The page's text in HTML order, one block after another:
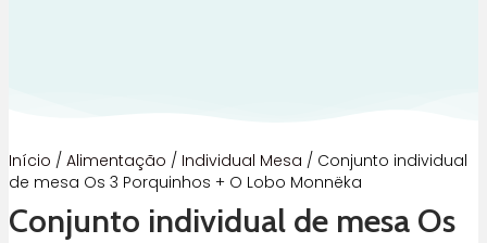
Início / Alimentação / Individual Mesa / Conjunto individual
de mesa Os 3 Porquinhos + O Lobo Monnëka
Conjunto individual de mesa Os